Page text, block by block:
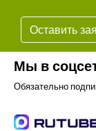
Оставить
Мы в
Обязательно